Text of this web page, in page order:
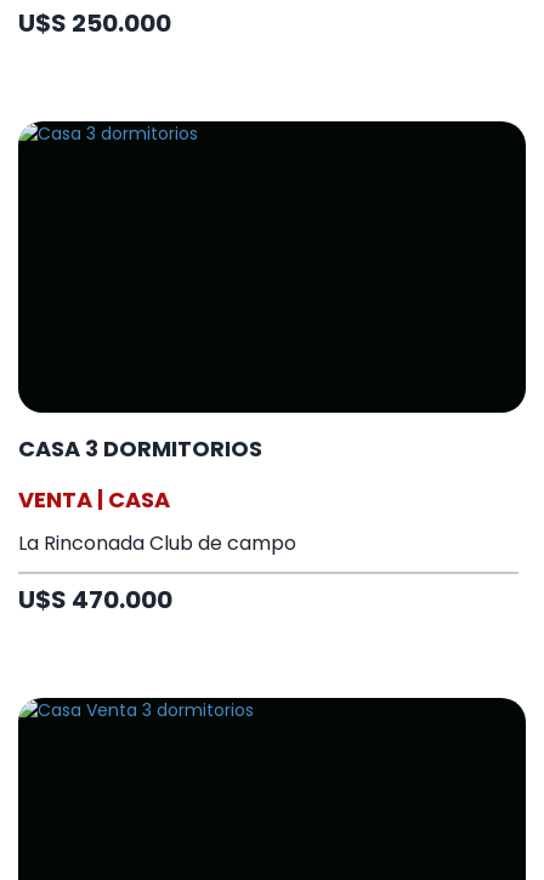
U$S 250.000
CASA 3 DORMITORIOS
VENTA | CASA
La Rinconada Club de campo
U$S 470.000